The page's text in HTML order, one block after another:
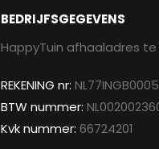
BEDRIJFSGEGEVENS
HappyTuin afhaaladres te
REKENING nr:
BTW nummer:
Kvk nummer: 66724201